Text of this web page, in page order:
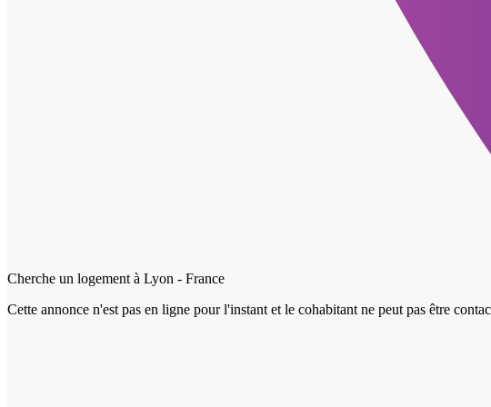
Cherche un logement à Lyon - France
Cette annonce n'est pas en ligne pour l'instant et le cohabitant ne peut pas être